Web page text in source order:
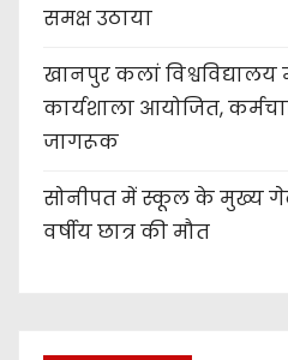
समक्ष उठाया
खानपुर कलां विश्वविद्यालय
कार्यशाला आयोजित,
जागरूक
सोनीपत में स्कूल के मुख्य
वर्षीय छात्र की मौत